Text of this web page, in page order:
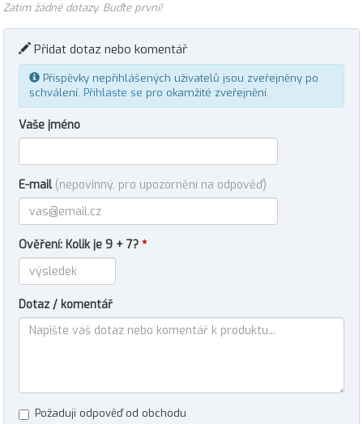
Zatím žádné dotazy. Buďte první!
Přidat dotaz nebo komentář
Příspěvky nepřihlášených uživatelů jsou zveřejněny po
schválení. Přihlaste se pro okamžité zveřejnění.
Vaše jméno
E-mail (nepovinný, pro upozornění na odpověď)
Ověření: Kolik je 9 + 7? *
Dotaz / komentář
Požaduji odpověď od obchodu